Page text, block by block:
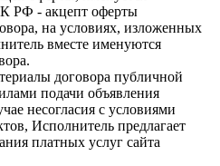
РФ - акцепт оферты
на условиях, изложенных
вместе именуются
договора публичной
подачи объявления
несогласия с условиями
Исполнитель предлагает
платных услуг сайта